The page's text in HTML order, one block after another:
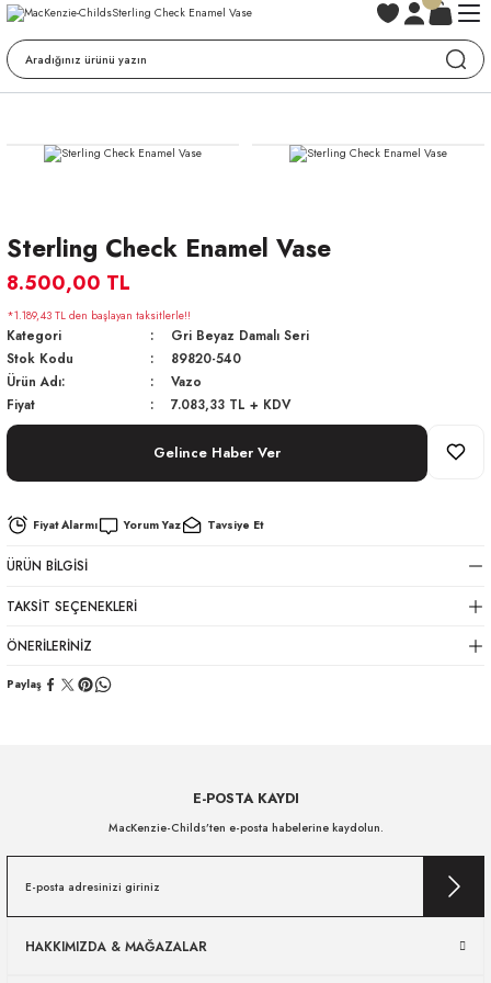
Sterling Check Enamel Vase
8.500,00 TL
*1.189,43 TL den başlayan taksitlerle!!
Kategori
Gri Beyaz Damalı Seri
Stok Kodu
89820-540
Ürün Adı:
Vazo
Fiyat
7.083,33 TL + KDV
Gelince Haber Ver
Fiyat Alarmı Yorum Yaz Tavsiye Et
ÜRÜN BILGISI
TAKSIT SEÇENEKLERI
ÖNERILERINIZ
Paylaş
E-POSTA KAYDI
MacKenzie-Childs’ten e-posta habelerine kaydolun.
HAKKIMIZDA & MAĞAZALAR